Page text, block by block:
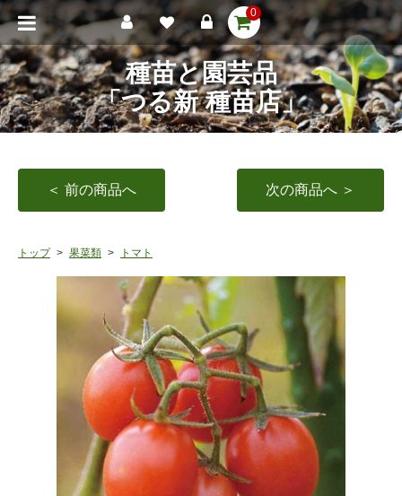
0
種苗と園芸品
「つる新 種苗店」
＜ 前の商品へ 次の商品へ ＞
トップ 果菜類 トマト